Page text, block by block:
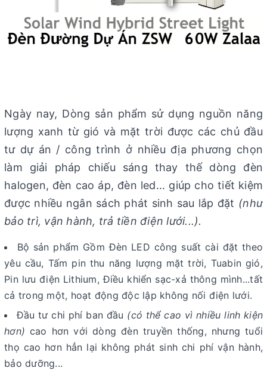
Ngày nay, Dòng sản phẩm sử dụng nguồn năng
lượng xanh từ gió và mặt trời được các chủ đầu
tư dự án / công trình ở nhiều địa phương chọn
làm giải pháp chiếu sáng thay thế dòng đèn
halogen, đèn cao áp, đèn led... giúp cho tiết kiệm
được nhiều ngân sách phát sinh sau lắp đặt (như
bảo trì, vận hành, trả tiền điện lưới...).
Bộ sản phẩm Gồm Đèn LED công suất cài đặt theo
yêu cầu, Tấm pin thu năng lượng mặt trời, Tuabin gió,
Pin lưu điện Lithium, Điều khiển sạc-xả thông mình...tất
cả trong một, hoạt động độc lập không nối điện lưới.
Đầu tư chi phí ban đầu (có thể cao vì nhiều linh kiện
hơn) cao hơn với dòng đèn truyền thống, nhưng tuổi
thọ cao hơn hẳn lại không phát sinh chi phí vận hành,
bảo dưỡng...